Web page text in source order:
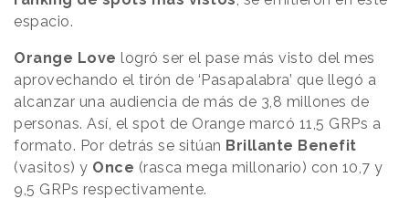
espacio.
Orange Love logró ser el pase más visto del mes
aprovechando el tirón de ‘Pasapalabra’ que llegó a
alcanzar una audiencia de más de 3,8 millones de
personas. Así, el spot de Orange marcó 11,5 GRPs a
formato. Por detrás se sitúan Brillante Benefit
(vasitos) y Once (rasca mega millonario) con 10,7 y
9,5 GRPs respectivamente.